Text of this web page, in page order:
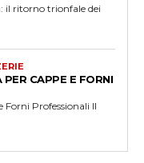
il ritorno trionfale dei
CAPPE E FORNI
Professionali Il